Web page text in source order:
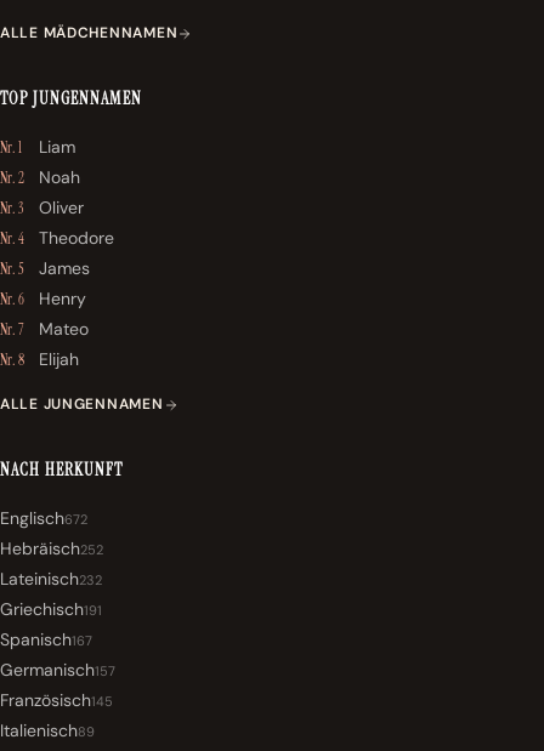
ALLE MÄDCHENNAMEN
TOP JUNGENNAMEN
Nr. 1 Liam
Nr. 2 Noah
Nr. 3 Oliver
Nr. 4 Theodore
Nr. 5 James
Nr. 6 Henry
Nr. 7 Mateo
Nr. 8 Elijah
ALLE JUNGENNAMEN
NACH HERKUNFT
Englisch672
Hebräisch252
Lateinisch232
Griechisch191
Spanisch167
Germanisch157
Französisch145
Italienisch89